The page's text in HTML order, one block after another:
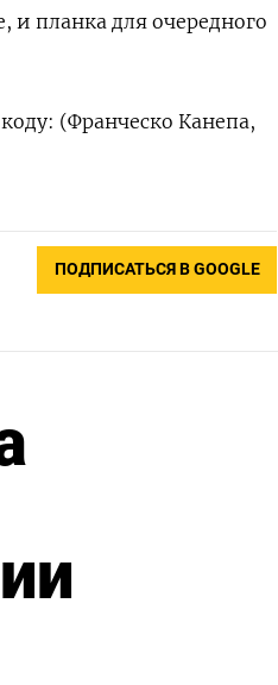
и планка для очередного
(Франческо Канепа,
ПОДПИСАТЬСЯ В GOOGLE